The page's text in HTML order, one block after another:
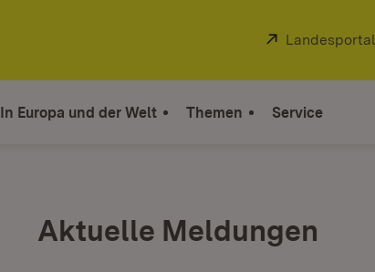
Extern:
Landesportal
In Europa und der Welt Themen Service
Aktuelle Meldungen